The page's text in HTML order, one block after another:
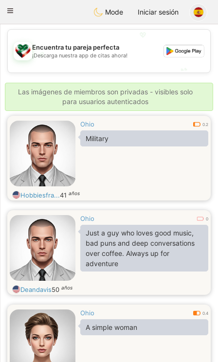
KuwaitChat
Toggle
Mode Iniciar sesión
💖
💕
Encuentra tu pareja perfecta
¡Descarga nuestra app de citas ahora!
Las imágenes de miembros son privadas - visibles solo
para usuarios autenticados
Ohio 0.2
Military
Hobbiesfra...41 años
Ohio 0
Just a guy who loves good music,
bad puns and deep conversations
over coffee. Always up for
adventure
Deandavis50 años
Ohio 0.4
A simple woman